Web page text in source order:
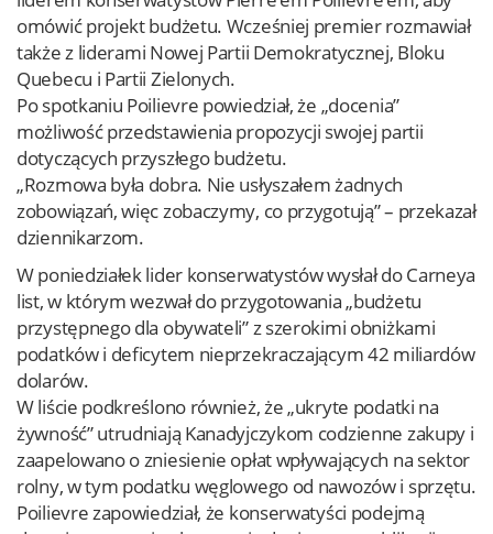
omówić projekt budżetu. Wcześniej premier rozmawiał
także z liderami Nowej Partii Demokratycznej, Bloku
Quebecu i Partii Zielonych.
Po spotkaniu Poilievre powiedział, że „docenia”
możliwość przedstawienia propozycji swojej partii
dotyczących przyszłego budżetu.
„Rozmowa była dobra. Nie usłyszałem żadnych
zobowiązań, więc zobaczymy, co przygotują” – przekazał
dziennikarzom.
W poniedziałek lider konserwatystów wysłał do Carneya
list, w którym wezwał do przygotowania „budżetu
przystępnego dla obywateli” z szerokimi obniżkami
podatków i deficytem nieprzekraczającym 42 miliardów
dolarów.
W liście podkreślono również, że „ukryte podatki na
żywność” utrudniają Kanadyjczykom codzienne zakupy i
zaapelowano o zniesienie opłat wpływających na sektor
rolny, w tym podatku węglowego od nawozów i sprzętu.
Poilievre zapowiedział, że konserwatyści podejmą